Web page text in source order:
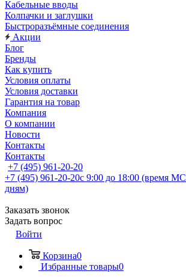
Кабельные вводы
Колпачки и заглушки
Быстроразъёмные соединения
Акции
Блог
Бренды
Как купить
Условия оплаты
Условия доставки
Гарантия на товар
Компания
О компании
Новости
Контакты
Контакты
+7 (495) 961-20-20
+7 (495) 961-20-20с 9:00 до 18:00 (время
дням)
Заказать звонок
Задать вопрос
Войти
Корзина0
Избранные товары0